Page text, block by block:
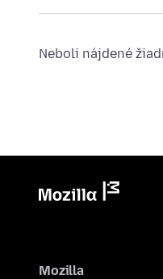
Neboli nájdené
Mozilla